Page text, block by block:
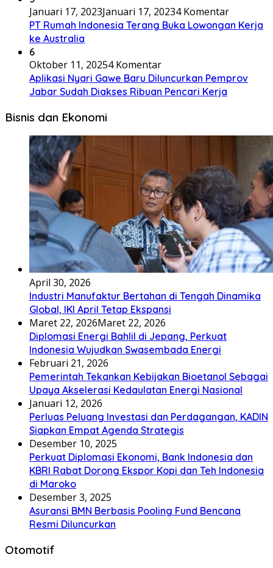
Januari 17, 2023Januari 17, 20234 Komentar
PT Rumah Indonesia Terang Buka Lowongan Kerja
ke Australia
6
Oktober 11, 20254 Komentar
Aplikasi Nyari Gawe Baru Diluncurkan Pemprov
Jabar Sudah Diakses Ribuan Pencari Kerja
Bisnis dan Ekonomi
April 30, 2026
Industri Manufaktur Bertahan di Tengah Dinamika
Global, IKI April Tetap Ekspansi
Maret 22, 2026Maret 22, 2026
Diplomasi Energi Bahlil di Jepang, Perkuat
Indonesia Wujudkan Swasembada Energi
Februari 21, 2026
Pemerintah Tekankan Kebijakan Bioetanol Sebagai
Upaya Akselerasi Kedaulatan Energi Nasional
Januari 12, 2026
Perluas Peluang Investasi dan Perdagangan, KADIN
Siapkan Empat Agenda Strategis
Desember 10, 2025
Perkuat Diplomasi Ekonomi, Bank Indonesia dan
KBRI Rabat Dorong Ekspor Kopi dan Teh Indonesia
di Maroko
Desember 3, 2025
Asuransi BMN Berbasis Pooling Fund Bencana
Resmi Diluncurkan
Otomotif